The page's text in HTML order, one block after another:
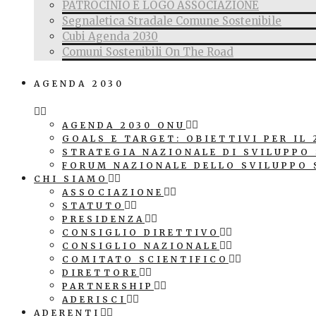
PATROCINIO E LOGO ASSOCIAZIONE
Segnaletica Stradale Comune Sostenibile
Cubi Agenda 2030
Comuni Sostenibili On The Road
AGENDA 2030
AGENDA 2030 ONU
GOALS E TARGET: OBIETTIVI PER IL
STRATEGIA NAZIONALE DI SVILUPPO
FORUM NAZIONALE DELLO SVILUPPO
CHI SIAMO
ASSOCIAZIONE
STATUTO
PRESIDENZA
CONSIGLIO DIRETTIVO
CONSIGLIO NAZIONALE
COMITATO SCIENTIFICO
DIRETTORE
PARTNERSHIP
ADERISCI
ADERENTI